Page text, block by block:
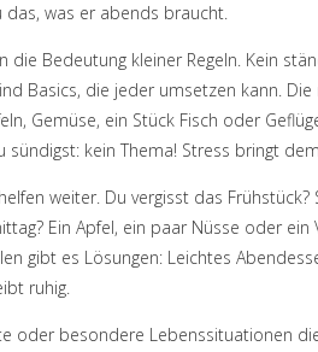
das, was er abends braucht.
die Bedeutung kleiner Regeln. Kein
Basics, die jeder umsetzen kann.
Gemüse, ein Stück Fisch oder
sündigst: kein Thema! Stress bringt
weiter. Du vergisst das
Ein Apfel, ein paar Nüsse oder
gibt es Lösungen: Leichtes
ruhig.
oder besondere Lebenssituationen